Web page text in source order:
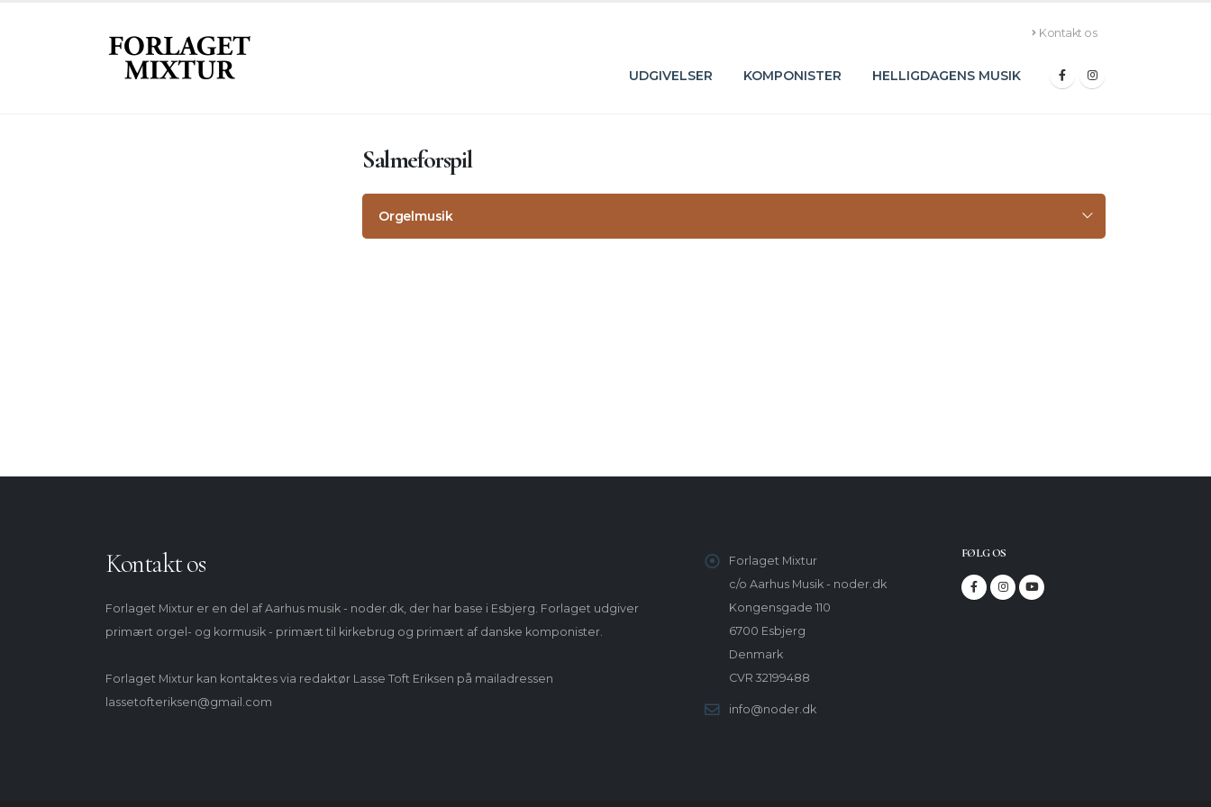
Kontakt os
UDGIVELSER KOMPONISTER HELLIGDAGENS MUSIK
Salmeforspil
Orgelmusik
Kontakt os
Forlaget Mixtur er en del af Aarhus musik - noder.dk, der har base i Esbjerg. Forlaget udgiver
primært orgel- og kormusik - primært til kirkebrug og primært af danske komponister.
Forlaget Mixtur kan kontaktes via redaktør Lasse Toft Eriksen på mailadressen
lassetofteriksen@gmail.com
Forlaget Mixtur
c/o Aarhus Musik - noder.dk
Kongensgade 110
6700 Esbjerg
Denmark
CVR 32199488
info@noder.dk
FØLG OS